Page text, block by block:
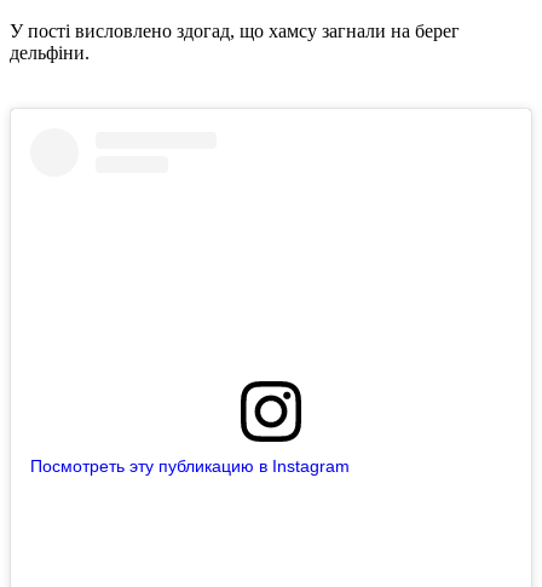
У пості висловлено здогад, що хамсу загнали на берег
дельфіни.
Посмотреть эту публикацию в Instagram